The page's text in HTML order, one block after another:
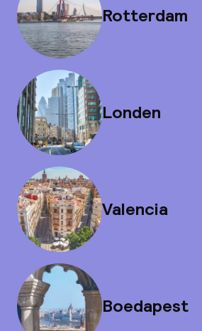
Rotterdam
Londen
Valencia
Boedapest